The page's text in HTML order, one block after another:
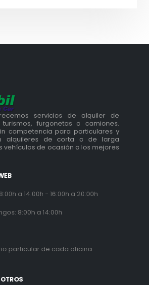
servicios de alquiler de
furgonetas o camiones.
competencia para particulares y
alquileres de corta o de larga
vehículos de ocasión a los mejores
a 14:00h - 16:00h a 20:00h
8:00h a 14:00h
particular de cada oficina